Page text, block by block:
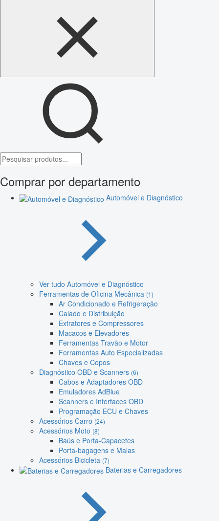
Comprar por departamento
Automóvel e Diagnóstico
Ver tudo Automóvel e Diagnóstico
Ferramentas de Oficina Mecânica (1)
Ar Condicionado e Refrigeração
Calado e Distribuição
Extratores e Compressores
Macacos e Elevadores
Ferramentas Travão e Motor
Ferramentas Auto Especializadas
Chaves e Copos
Diagnóstico OBD e Scanners (6)
Cabos e Adaptadores OBD
Emuladores AdBlue
Scanners e Interfaces OBD
Programação ECU e Chaves
Acessórios Carro (24)
Acessórios Moto (8)
Baús e Porta-Capacetes
Porta-bagagens e Malas
Acessórios Bicicleta (7)
Baterias e Carregadores